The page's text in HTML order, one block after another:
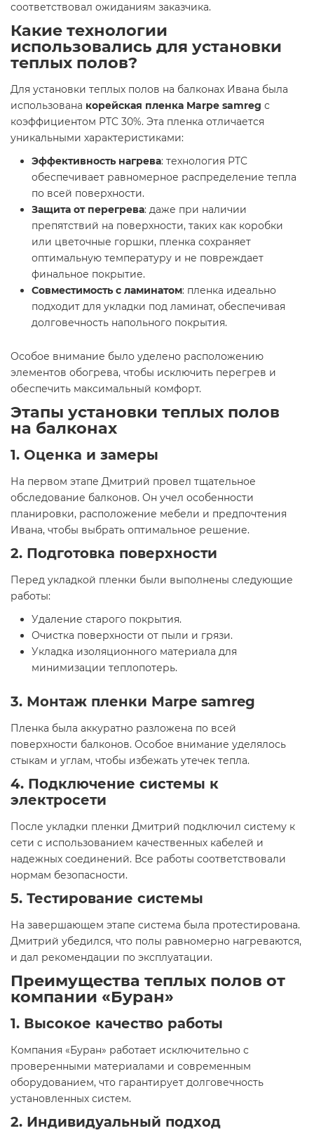
соответствовал ожиданиям заказчика.
Какие технологии
использовались для установки
теплых полов?
Для установки теплых полов на балконах Ивана была
использована корейская пленка Marpe samreg с
коэффициентом PTC 30%. Эта пленка отличается
уникальными характеристиками:
Эффективность нагрева: технология PTC
обеспечивает равномерное распределение тепла
по всей поверхности.
Защита от перегрева: даже при наличии
препятствий на поверхности, таких как коробки
или цветочные горшки, пленка сохраняет
оптимальную температуру и не повреждает
финальное покрытие.
Совместимость с ламинатом: пленка идеально
подходит для укладки под ламинат, обеспечивая
долговечность напольного покрытия.
Особое внимание было уделено расположению
элементов обогрева, чтобы исключить перегрев и
обеспечить максимальный комфорт.
Этапы установки теплых полов
на балконах
1. Оценка и замеры
На первом этапе Дмитрий провел тщательное
обследование балконов. Он учел особенности
планировки, расположение мебели и предпочтения
Ивана, чтобы выбрать оптимальное решение.
2. Подготовка поверхности
Перед укладкой пленки были выполнены следующие
работы:
Удаление старого покрытия.
Очистка поверхности от пыли и грязи.
Укладка изоляционного материала для
минимизации теплопотерь.
3. Монтаж пленки Marpe samreg
Пленка была аккуратно разложена по всей
поверхности балконов. Особое внимание уделялось
стыкам и углам, чтобы избежать утечек тепла.
4. Подключение системы к
электросети
После укладки пленки Дмитрий подключил систему к
сети с использованием качественных кабелей и
надежных соединений. Все работы соответствовали
нормам безопасности.
5. Тестирование системы
На завершающем этапе система была протестирована.
Дмитрий убедился, что полы равномерно нагреваются,
и дал рекомендации по эксплуатации.
Преимущества теплых полов от
компании «Буран»
1. Высокое качество работы
Компания «Буран» работает исключительно с
проверенными материалами и современным
оборудованием, что гарантирует долговечность
установленных систем.
2. Индивидуальный подход